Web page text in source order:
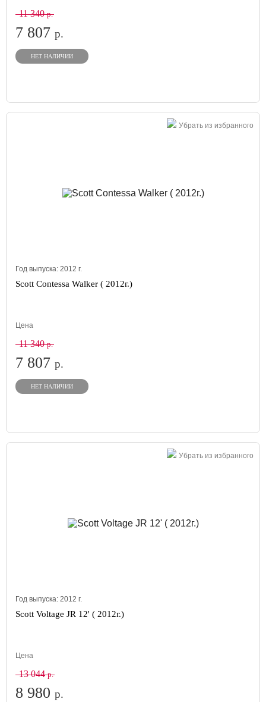
11 340р.
7 807 р.
НЕТ НАЛИЧИИ
Убрать из избранного
Год выпуска: 2012 г.
Scott Contessa Walker ( 2012г.)
Цена
11 340р.
7 807 р.
НЕТ НАЛИЧИИ
Убрать из избранного
Год выпуска: 2012 г.
Scott Voltage JR 12' ( 2012г.)
Цена
13 044р.
8 980 р.